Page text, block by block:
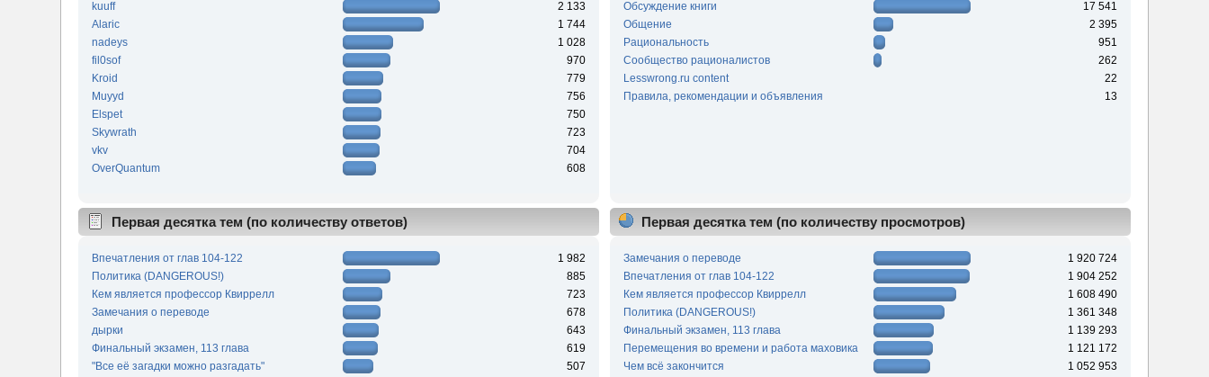
kuuff
2 133
Alaric
1 744
nadeys
1 028
fil0sof
970
Kroid
779
Muyyd
756
Elspet
750
Skywrath
723
vkv
704
OverQuantum
608
Обсуждение книги
17 541
Общение
2 395
Рациональность
951
Сообщество рационалистов
262
Lesswrong.ru content
22
Правила, рекомендации и объявления
13
Первая десятка тем (по количеству ответов)
Впечатления от глав 104-122
1 982
Политика (DANGEROUS!)
885
Кем является профессор Квиррелл
723
Замечания о переводе
678
дырки
643
Финальный экзамен, 113 глава
619
"Все её загадки можно разгадать"
507
Первая десятка тем (по количеству просмотров)
Замечания о переводе
1 920 724
Впечатления от глав 104-122
1 904 252
Кем является профессор Квиррелл
1 608 490
Политика (DANGEROUS!)
1 361 348
Финальный экзамен, 113 глава
1 139 293
Перемещения во времени и работа маховика
1 121 172
Чем всё закончится
1 052 953